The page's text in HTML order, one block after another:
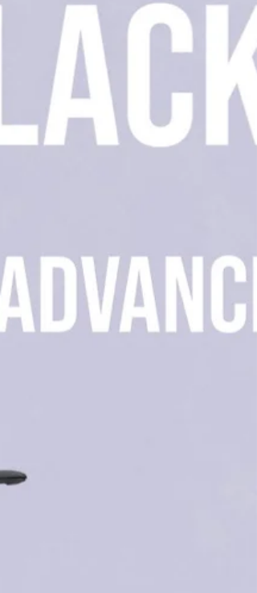
#wyprzedaż